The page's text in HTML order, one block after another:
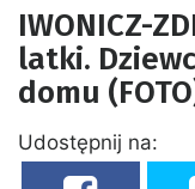
IWONICZ-
latki.
domu
Udostępnij na: